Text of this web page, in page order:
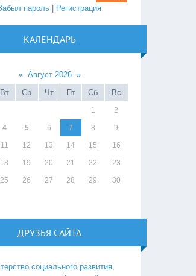
пароль| Регистрация
КАЛЕНДАРЬ
« Август 2026 »
Вт Ср Чт Пт Сб Вс
1 2
4 5 6 7 8 9
11 12 13 14 15 16
18 19 20 21 22 23
25 26 27 28 29 30
ДРУЗЬЯ САЙТА
социального развития,